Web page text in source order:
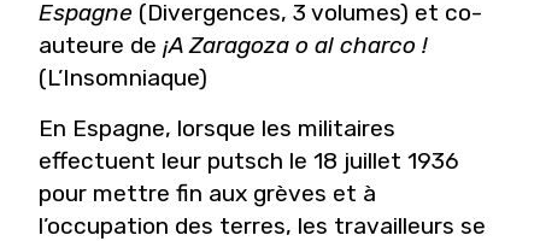
Espagne (Divergences, 3 volumes) et co-
auteure de ¡A Zaragoza o al charco !
(L’Insomniaque)
En Espagne, lorsque les militaires
effectuent leur putsch le 18 juillet 1936
pour mettre fin aux grèves et à
l’occupation des terres, les travailleurs se